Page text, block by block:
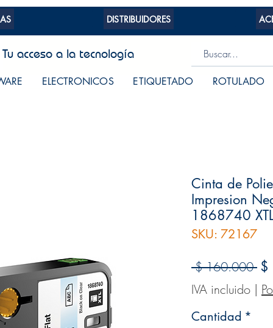
DISTRIBUIDORES
Tu acceso a la tecnología
ELECTRONICOS ETIQUETADO ROTULADO
Cinta de
Impresion
1868740
SKU: 72167
$ 160.000 $
IVA incluido |
Cantidad *